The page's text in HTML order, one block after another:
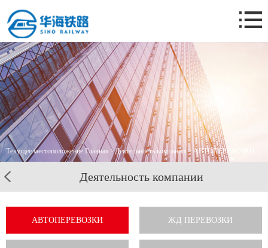
Главная
О нас.
Деятельность компании
Новости компании
Бизнес-кейс
Контакты
Текущее местоположение:Главная >Деятельность компании> АВТОПЕРЕВОЗКИ
Деятельность компании
АВТОПЕРЕВОЗКИ ЖД ПЕРЕВОЗКИ